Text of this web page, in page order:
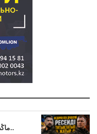
ماڭىنپوكروۆسكاپ، درون ماڭىنداعىنە ج..